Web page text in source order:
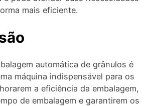
mais eficiente.
automática de grânulos é
máquina indispensável para os
a eficiência da embalagem,
de embalagem e garantirem os